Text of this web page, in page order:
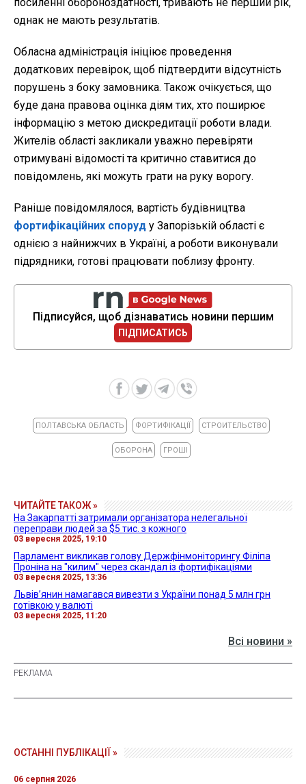
однак не мають результатів.
Обласна адміністрація ініціює проведення
додаткових перевірок, щоб підтвердити відсутність
порушень з боку замовника. Також очікується, що
буде дана правова оцінка діям тих, хто поширює
інформацію з метою дискредитації роботи влади.
Жителів області закликали уважно перевіряти
отримувані відомості та критично ставитися до
повідомлень, які можуть грати на руку ворогу.
Раніше повідомлялося, вартість будівництва
фортифікаційних споруд у Запорізькій області є
однією з найнижчих в Україні, а роботи виконували
підрядники, готові працювати поблизу фронту.
Підписуйся, щоб дізнаватись новини першим
ПІДПИСАТИСЬ
ПОЛТАВСЬКА ОБЛАСТЬ ФОРТИФІКАЦІЇ СТРОИТЕЛЬСТВО
ОБОРОНА ГРОШІ
ЧИТАЙТЕ ТАКОЖ »
На Закарпатті затримали організатора нелегальної
переправи людей за $5 тис. з кожного
03 вересня 2025, 19:10
Парламент викликав голову Держфінмоніторингу Філіпа
Проніна на "килим" через скандал із фортифікаціями
03 вересня 2025, 13:36
Львів’янин намагався вивезти з України понад 5 млн грн
готівкою у валюті
03 вересня 2025, 11:20
Всі новини »
ОСТАННІ ПУБЛІКАЦІЇ »
06 серпня 2026